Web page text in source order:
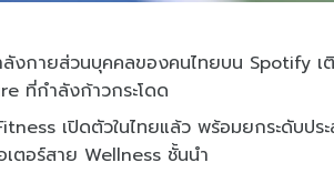
งกายส่วนบุคคลของคนไทยบน Spotify เ
ที่กำลังก้าวกระโดด
เปิดตัวในไทยแล้ว พร้อมยกระดับป
เตอร์สาย Wellness ชั้นนำ